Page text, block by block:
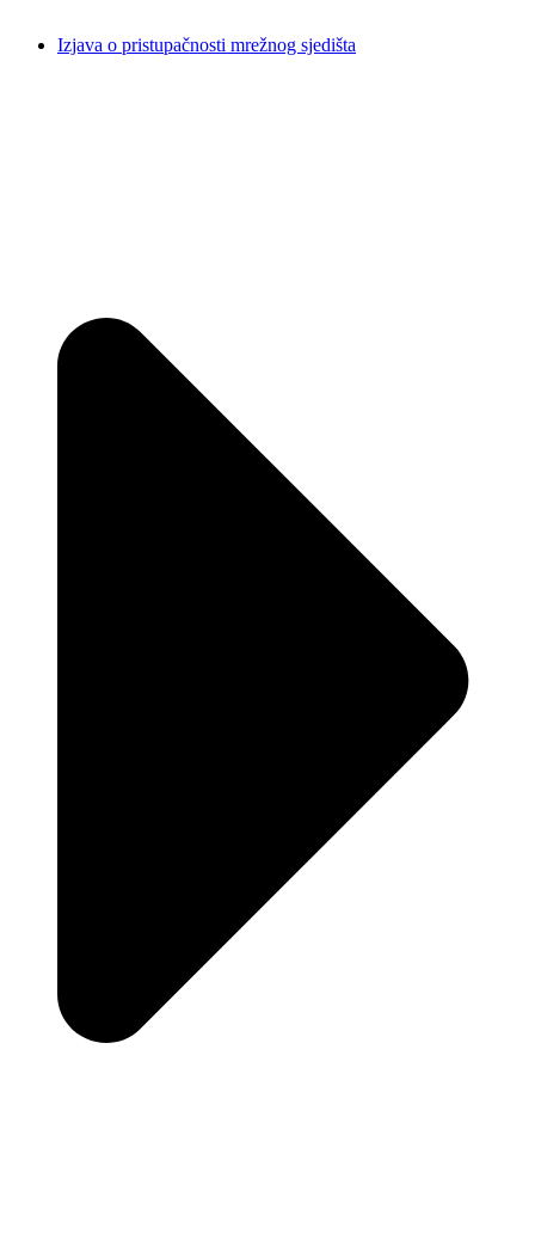
Izjava o pristupačnosti mrežnog sjedišta